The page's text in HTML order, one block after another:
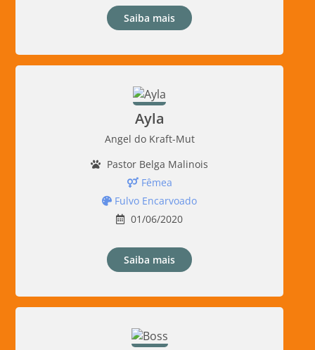
Saiba mais
Ayla
Angel do Kraft-Mut
Pastor Belga Malinois
Fêmea
Fulvo Encarvoado
01/06/2020
Saiba mais